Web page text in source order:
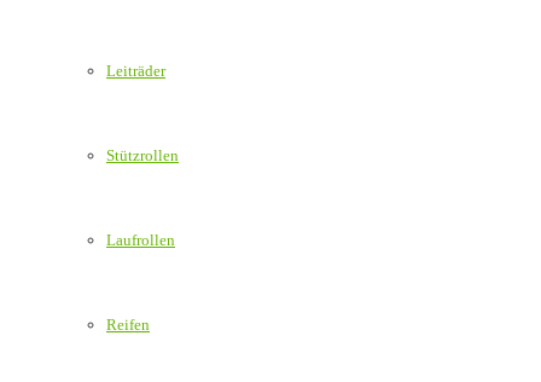
Leiträder
Stützrollen
Laufrollen
Reifen